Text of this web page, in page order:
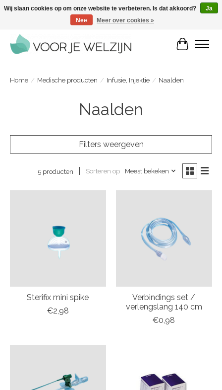
Voordelige zelfverzorgingsproducten | Vandaag besteld, morgen in huis
Home / Medische producten / Infusie, Injektie / Naalden
Naalden
Filters weergeven
5 producten Sorteren op Meest bekeken
Sterifix mini spike
€2,98
Verbindings set /
verlengslang 140 cm
€0,98
Wij slaan cookies op om onze website te verbeteren. Is dat akkoord?
Ja
Nee
Meer over cookies »